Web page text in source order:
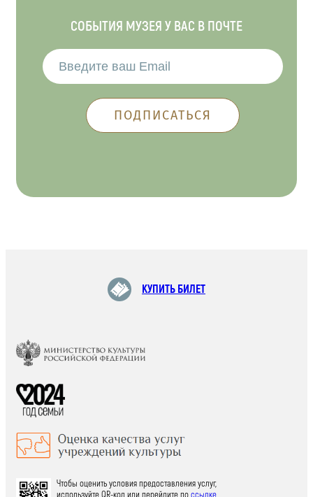
СОБЫТИЯ МУЗЕЯ У ВАС В ПОЧТЕ
КУПИТЬ БИЛЕТ
Чтобы оценить условия предоставления услуг,